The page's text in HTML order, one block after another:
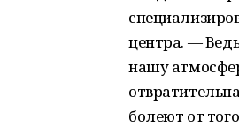
центра. —
нашу
болеют от